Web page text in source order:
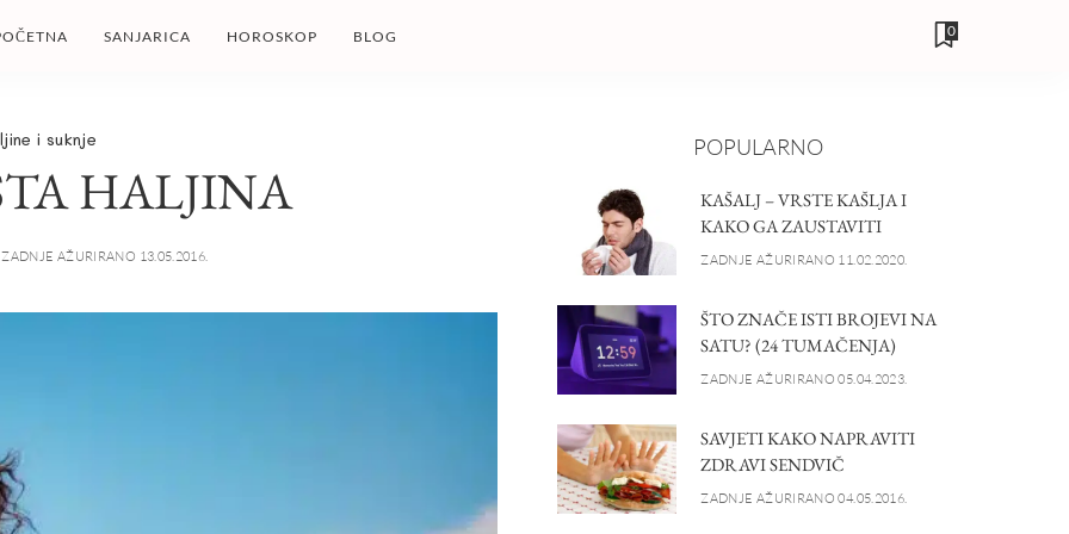
SANJARICA HOROSKOP BLOG 0
i suknje
HALJINA
ZADNJE AŽURIRANO 13.05.2016.
POPULARNO
KAŠALJ – VRSTE KAŠLJA I
KAKO GA ZAUSTAVITI
ZADNJE AŽURIRANO 11.02.2020.
ŠTO ZNAČE ISTI BROJEVI NA
SATU? (24 TUMAČENJA)
ZADNJE AŽURIRANO 05.04.2023.
SAVJETI KAKO NAPRAVITI
ZDRAVI SENDVIČ
ZADNJE AŽURIRANO 04.05.2016.